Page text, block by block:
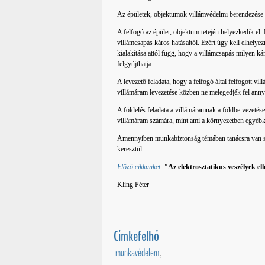
Az épületek, objektumok villámvédelmi
A felfogó az épület, objektum tetején helyezkedik el.
villámcsapás káros hatásaitól. Ezért úgy kell
kialakítása attól függ, hogy a villámcsapás milyen
felgyújthatja.
A levezető feladata, hogy a felfogó által felfogott
villámáram levezetése közben ne melegedjék fel
A földelés feladata a villámáramnak a földbe
villámáram számára, mint ami a környezetben
Amennyiben munkabiztonság témában tanácsra van
keresztül.
Előző cikkünket "Az elektrosztatikus veszélyek
Kling Péter
Címkefelhő
munkavédelem,